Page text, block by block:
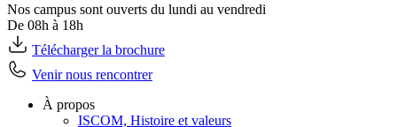
Nos campus sont ouverts du lundi au vendredi
De 08h à 18h
Télécharger la brochure
Venir nous rencontrer
À propos
ISCOM, Histoire et valeurs